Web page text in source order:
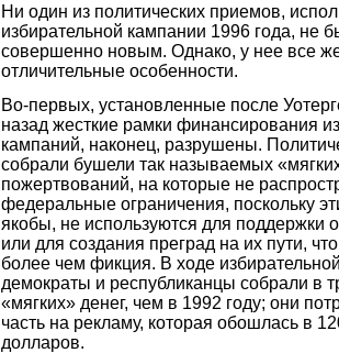
Ни один из политических приемов,
избирательной кампании 1996 года, не
совершенно новым. Однако, у нее все
отличительные особенности.
Во-первых, установленные после
назад жесткие рамки финансирования
кампаний, наконец, разрушены.
собрали бушели так называемых
пожертвований, на которые не
федеральные ограничения, поскольку
якобы, не используются для поддержки
или для создания преград на их пути,
более чем фикция. В ходе
демократы и республиканцы собрали в
«мягких» денег, чем в 1992 году; они
часть на рекламу, которая обошлась в
долларов.